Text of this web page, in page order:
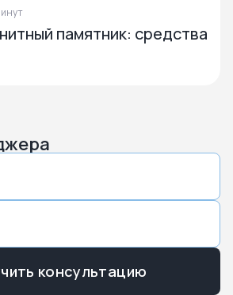
памятник: средства
консультацию